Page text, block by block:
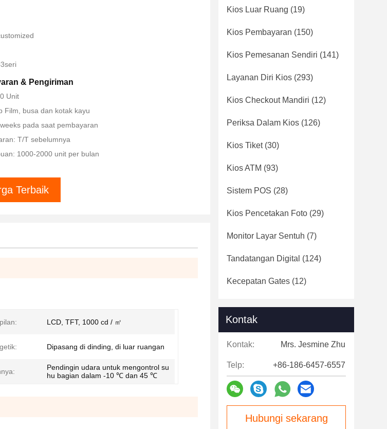
& Pengiriman
Unit
Film, busa dan kotak kayu
pada saat pembayaran
T/T sebelumnya
1000-2000 unit per bulan
Terbaik
LCD, TFT, 1000 cd / ㎡
Dipasang di dinding, di luar ruangan
Pendingin udara untuk mengontrol su
hu bagian dalam -10 ℃ dan 45 ℃
Kios Luar Ruang (19)
Kios Pembayaran (150)
Kios Pemesanan Sendiri (141)
Layanan Diri Kios (293)
Kios Checkout Mandiri (12)
Periksa Dalam Kios (126)
Kios Tiket(30)
Kios ATM (93)
Sistem POS (28)
Kios Pencetakan Foto (29)
Monitor Layar Sentuh (7)
Tandatangan Digital (124)
Kecepatan Gates (12)
Kontak
Kontak: Mrs. Jesmine Zhu
Telp: +86-186-6457-6557
Hubungi sekarang